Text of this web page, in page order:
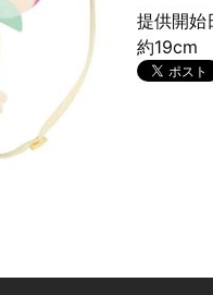
提供開
約19cm